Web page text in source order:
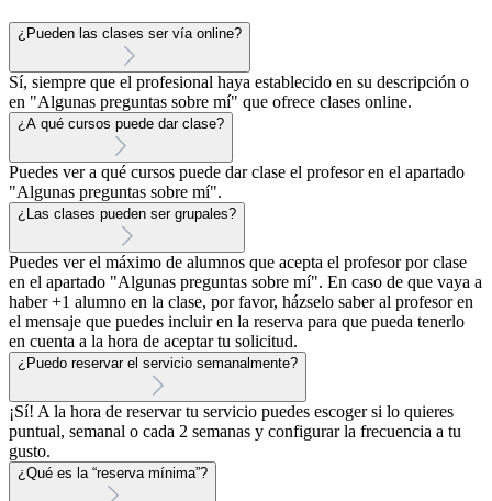
¿Pueden las clases ser vía online?
Sí, siempre que el profesional haya establecido en su descripción o
en "Algunas preguntas sobre mí" que ofrece clases online.
¿A qué cursos puede dar clase?
Puedes ver a qué cursos puede dar clase el profesor en el apartado
"Algunas preguntas sobre mí".
¿Las clases pueden ser grupales?
Puedes ver el máximo de alumnos que acepta el profesor por clase
en el apartado "Algunas preguntas sobre mí". En caso de que vaya a
haber +1 alumno en la clase, por favor, házselo saber al profesor en
el mensaje que puedes incluir en la reserva para que pueda tenerlo
en cuenta a la hora de aceptar tu solicitud.
¿Puedo reservar el servicio semanalmente?
¡Sí! A la hora de reservar tu servicio puedes escoger si lo quieres
puntual, semanal o cada 2 semanas y configurar la frecuencia a tu
gusto.
¿Qué es la “reserva mínima”?